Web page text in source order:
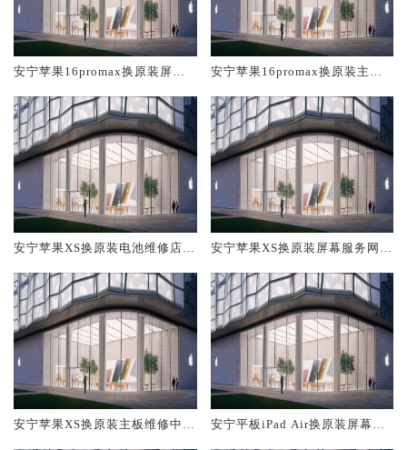
安宁苹果16promax换原装屏幕
安宁苹果16promax换原装主板
安宁苹果XS换原装电池维修店大
安宁苹果XS换原装屏幕服务网点
安宁苹果XS换原装主板维修中心
安宁平板iPad Air换原装屏幕服